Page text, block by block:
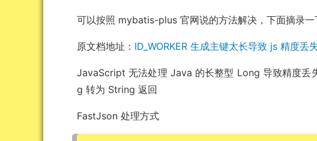
可以按照 mybatis-plus 官网说的方法解决，下面摘录一
原文档地址： ID_WORKER 生成主键太长导致 js 精度丢
JavaScript 无法处理 Java 的长整型 Long 导致精度丢
g 转为 String 返回
FastJson 处理方式